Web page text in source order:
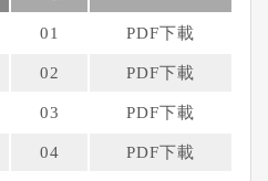
01 PDF下載
02 PDF下載
03 PDF下載
04 PDF下載